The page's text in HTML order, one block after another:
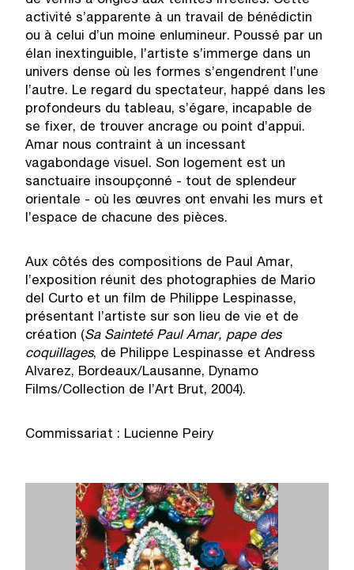
activité s’apparente à un travail de bénédictin
ou à celui d’un moine enlumineur. Poussé par un
élan inextinguible, l’artiste s’immerge dans un
univers dense où les formes s’engendrent l’une
l’autre. Le regard du spectateur, happé dans les
profondeurs du tableau, s’égare, incapable de
se fixer, de trouver ancrage ou point d’appui.
Amar nous contraint à un incessant
vagabondage visuel. Son logement est un
sanctuaire insoupçonné - tout de splendeur
orientale - où les œuvres ont envahi les murs et
l’espace de chacune des pièces.
Aux côtés des compositions de Paul Amar,
l’exposition réunit des photographies de Mario
del Curto et un film de Philippe Lespinasse,
présentant l’artiste sur son lieu de vie et de
création (Sa Sainteté Paul Amar, pape des
coquillages, de Philippe Lespinasse et Andress
Alvarez, Bordeaux/Lausanne, Dynamo
Films/Collection de l’Art Brut, 2004).
Commissariat : Lucienne Peiry